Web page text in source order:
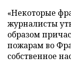
«Некоторые
журналисты
образом
пожарам во
собственное